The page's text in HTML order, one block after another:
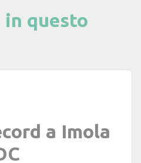
questo
a Imola